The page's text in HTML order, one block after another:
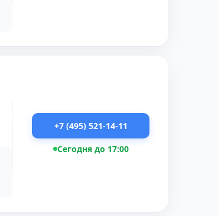
+7 (495) 521-14-11
Сегодня до 17:00